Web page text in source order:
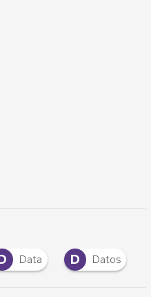
Data D Datos